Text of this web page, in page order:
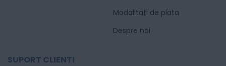
Modalitati de plata
Despre noi
SUPORT CLIENTI